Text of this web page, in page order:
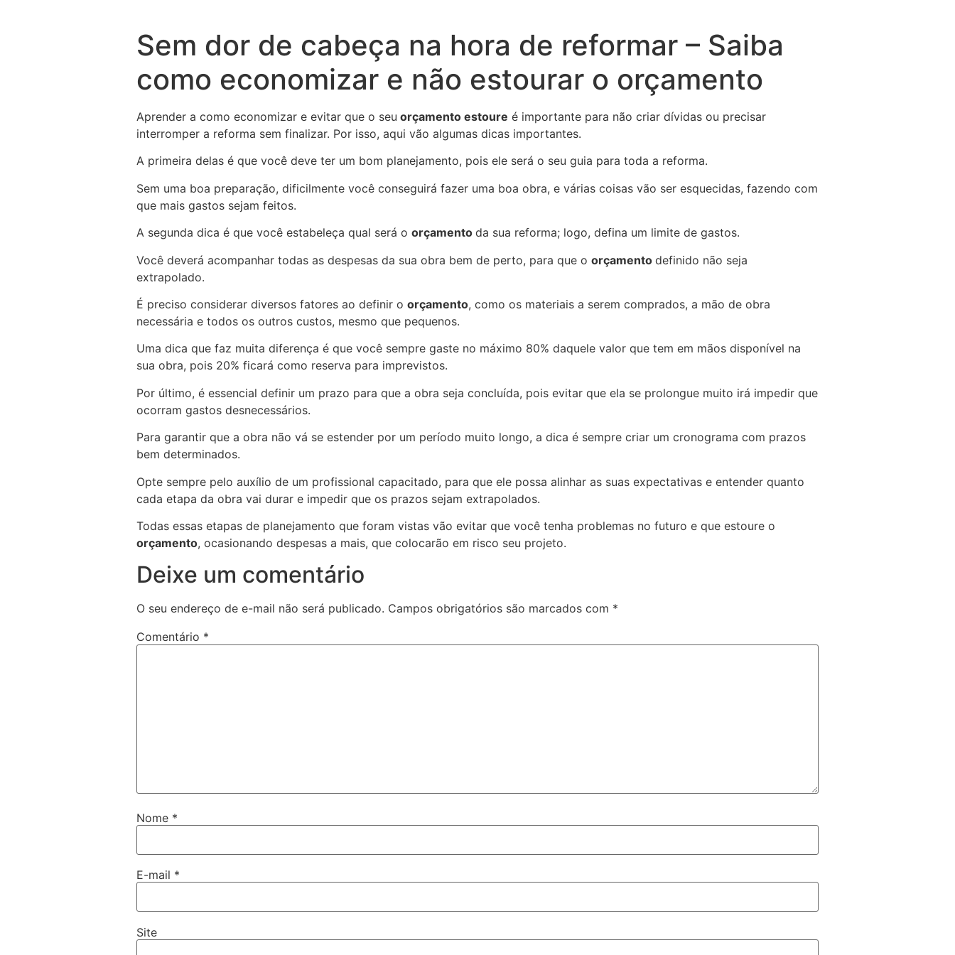
Sem dor de cabeça na hora de reformar – Saiba
como economizar e não estourar o orçamento
Aprender a como economizar e evitar que o seu orçamento estoure é importante para não criar dívidas ou precisar
interromper a reforma sem finalizar. Por isso, aqui vão algumas dicas importantes.
A primeira delas é que você deve ter um bom planejamento, pois ele será o seu guia para toda a reforma.
Sem uma boa preparação, dificilmente você conseguirá fazer uma boa obra, e várias coisas vão ser esquecidas, fazendo com
que mais gastos sejam feitos.
A segunda dica é que você estabeleça qual será o orçamento da sua reforma; logo, defina um limite de gastos.
Você deverá acompanhar todas as despesas da sua obra bem de perto, para que o orçamento definido não seja
extrapolado.
É preciso considerar diversos fatores ao definir o orçamento, como os materiais a serem comprados, a mão de obra
necessária e todos os outros custos, mesmo que pequenos.
Uma dica que faz muita diferença é que você sempre gaste no máximo 80% daquele valor que tem em mãos disponível na
sua obra, pois 20% ficará como reserva para imprevistos.
Por último, é essencial definir um prazo para que a obra seja concluída, pois evitar que ela se prolongue muito irá impedir que
ocorram gastos desnecessários.
Para garantir que a obra não vá se estender por um período muito longo, a dica é sempre criar um cronograma com prazos
bem determinados.
Opte sempre pelo auxílio de um profissional capacitado, para que ele possa alinhar as suas expectativas e entender quanto
cada etapa da obra vai durar e impedir que os prazos sejam extrapolados.
Todas essas etapas de planejamento que foram vistas vão evitar que você tenha problemas no futuro e que estoure o
orçamento, ocasionando despesas a mais, que colocarão em risco seu projeto.
Deixe um comentário
O seu endereço de e-mail não será publicado. Campos obrigatórios são marcados com *
Comentário *
Nome *
E-mail *
Site